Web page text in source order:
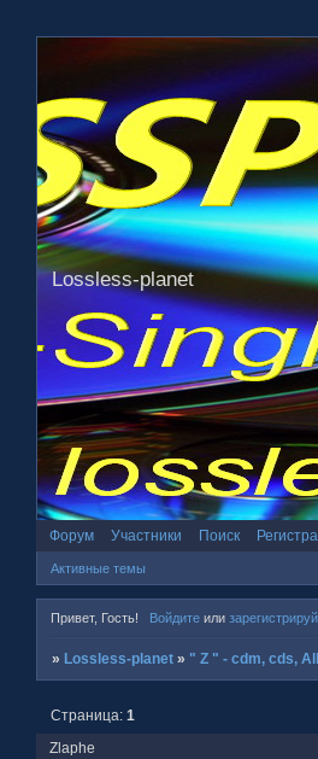
Lossless-planet
Форум Участники Поиск
Активные темы
Привет, Гость! Войдитеили
» Lossless-planet » " Z " - cdm, cds,
Zlaphe
Страница:1